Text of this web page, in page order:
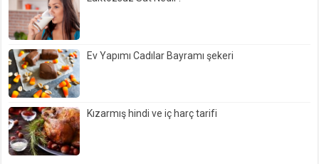
Ev Yapımı Cadılar Bayramı şekeri
Kızarmış hindi ve iç harç tarifi